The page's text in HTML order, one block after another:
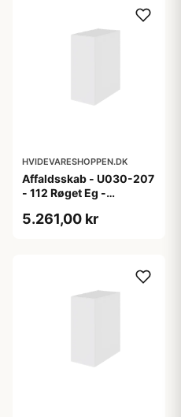
HVIDEVARESHOPPEN.DK
Affaldsskab - U030-207
- 112 Røget Eg -
5.261,00 kr